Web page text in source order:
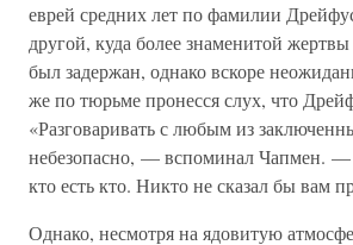
еврей средних лет по фамилии
другой, куда более знаменитой
был задержан, однако вскоре
же по тюрьме пронесся слух, что
«Разговаривать с любым из
небезопасно, — вспоминал Чапмен. —
кто есть кто. Никто не сказал бы вам
Однако, несмотря на ядовитую